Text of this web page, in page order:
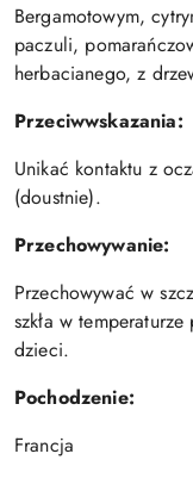
Bergamotowym,
paczuli,
herbacianego, z
Przeciwwskazania:
Unikać kontaktu z
(doustnie).
Przechowywanie:
Przechowywać w
szkła w
dzieci.
Pochodzenie:
Francja